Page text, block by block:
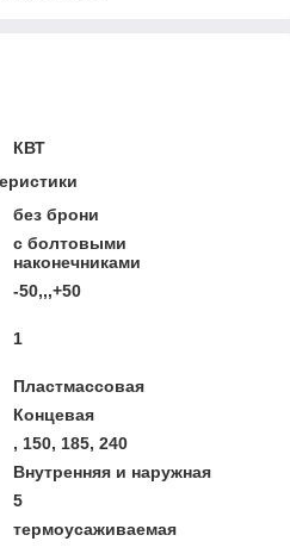
КВТ
без брони
с болтовыми
наконечниками
-50,,,+50
1
Пластмассовая
Концевая
, 150, 185, 240
Внутренняя и наружная
5
термоусаживаемая